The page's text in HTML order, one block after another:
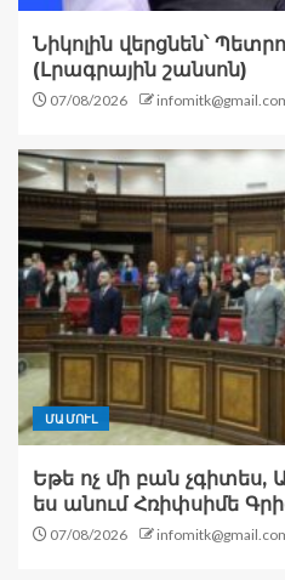
Նիկոլին վերցնեն՝
(Լրագրային շանսոն)
07/08/2026
ՄԱՄՈՒԼ
Եթե ոչ մի բան չգիտես,
ես անում Հռիփսիմե
07/08/2026